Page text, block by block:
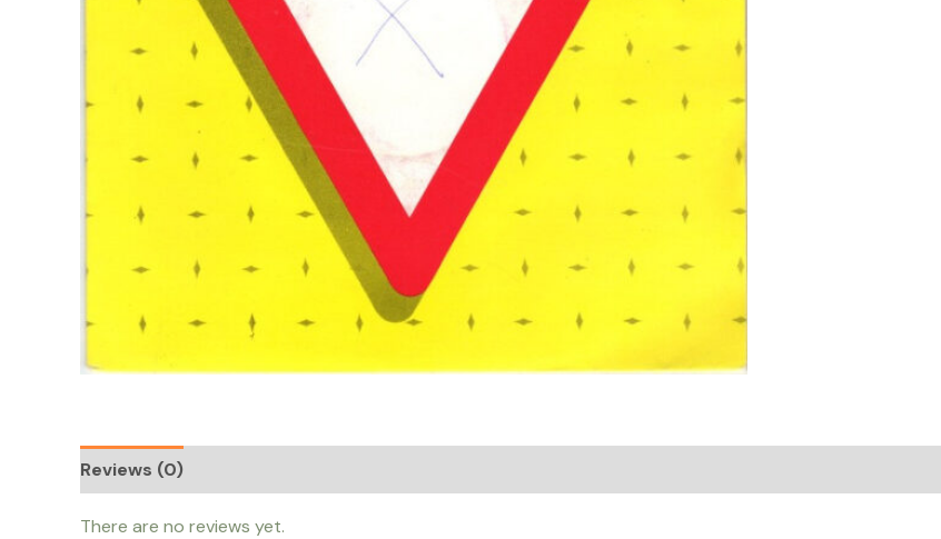
Reviews (0)
There are no reviews yet.